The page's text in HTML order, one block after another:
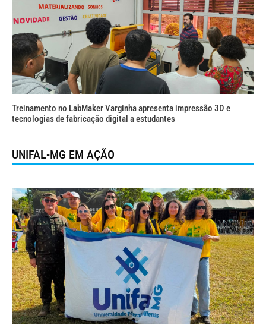
Treinamento no LabMaker Varginha apresenta impressão 3D e
tecnologias de fabricação digital a estudantes
UNIFAL-MG EM AÇÃO